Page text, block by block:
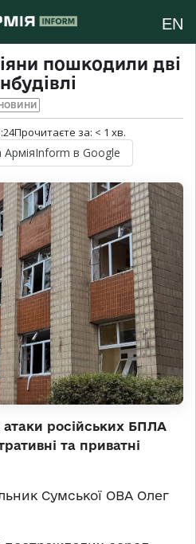
EN
пошкодили дві
НОВИНИ
Прочитаєте за: < 1 хв.
АрміяInform в Google
атаки російських БПЛА
та приватні
Сумської ОВА Олег